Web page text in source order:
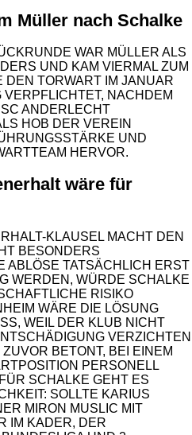
Müller nach Schalke
WAR MÜLLER ALS
UND KAM VIERMAL ZUM
DEN TORWART IM JANUAR
NACHDEM
ANDERLECHT
HOB DER VEREIN
UND
HERVOR.
wäre für
KLAUSEL MACHT DEN
BESONDERS
ABLÖSE TATSÄCHLICH ERST
WERDEN, WÜRDE SCHALKE
RISIKO
WÄRE DIE LÖSUNG
WEIL DER KLUB NICHT
VERZICHTEN
BETONT, BEI EINEM
PERSONELL
SCHALKE GEHT ES
SOLLTE KARIUS
MIRON MUSLIC MIT
IM KADER, DER